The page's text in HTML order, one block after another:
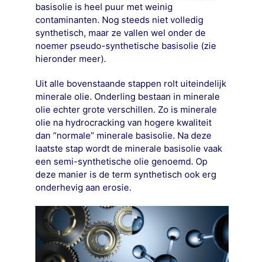
basisolie is heel puur met weinig
contaminanten. Nog steeds niet volledig
synthetisch, maar ze vallen wel onder de
noemer pseudo-synthetische basisolie (zie
hieronder meer).
Uit alle bovenstaande stappen rolt uiteindelijk
minerale olie. Onderling bestaan in minerale
olie echter grote verschillen. Zo is minerale
olie na hydrocracking van hogere kwaliteit
dan “normale” minerale basisolie. Na deze
laatste stap wordt de minerale basisolie vaak
een semi-synthetische olie genoemd. Op
deze manier is de term synthetisch ook erg
onderhevig aan erosie.